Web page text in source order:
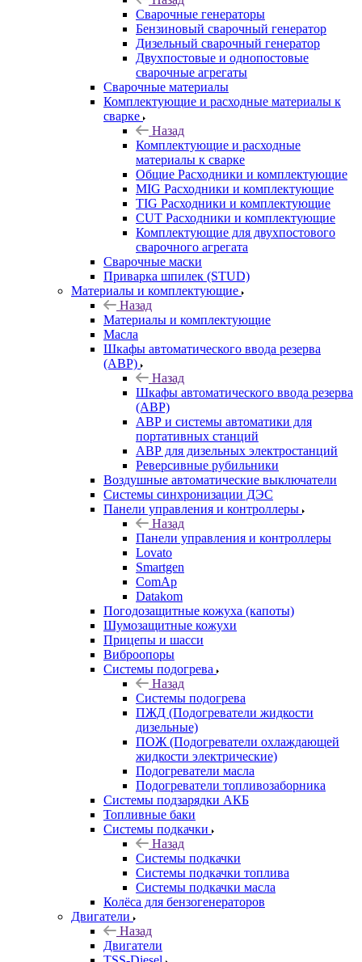
Сварочные генераторы
Бензиновый сварочный генератор
Дизельный сварочный генератор
Двухпостовые и однопостовые
сварочные агрегаты
Сварочные материалы
Комплектующие и расходные материалы к
сварке
Назад
Комплектующие и расходные
материалы к сварке
Общие Расходники и комплектующие
MIG Расходники и комплектующие
TIG Расходники и комплектующие
CUT Расходники и комплектующие
Комплектующие для двухпостового
сварочного агрегата
Сварочные маски
Приварка шпилек (STUD)
Материалы и комплектующие
Назад
Материалы и комплектующие
Масла
Шкафы автоматического ввода резерва
(АВР)
Назад
Шкафы автоматического ввода резерва
(АВР)
АВР и системы автоматики для
портативных станций
АВР для дизельных электростанций
Реверсивные рубильники
Воздушные автоматические выключатели
Системы синхронизации ДЭС
Панели управления и контроллеры
Назад
Панели управления и контроллеры
Lovato
Smartgen
ComAp
Datakom
Погодозащитные кожуха (капоты)
Шумозащитные кожухи
Прицепы и шасси
Виброопоры
Системы подогрева
Назад
Системы подогрева
ПЖД (Подогреватели жидкости
дизельные)
ПОЖ (Подогреватели охлаждающей
жидкости электрические)
Подогреватели масла
Подогреватели топливозаборника
Системы подзарядки АКБ
Топливные баки
Системы подкачки
Назад
Системы подкачки
Системы подкачки топлива
Системы подкачки масла
Колёса для бензогенераторов
Двигатели
Назад
Двигатели